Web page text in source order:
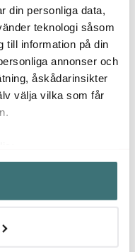
din personliga data,
teknologi såsom
till information på din
annonser och
åskådarinsikter
välja vilka som får
plats som
till flera meter
aktivt skanna den för
uppgifter
Jensen
Ellipse
Jul
cm
1195
våra kunder